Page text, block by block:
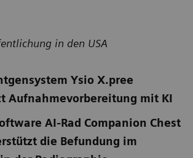
in den USA
Ysio X.pree
Aufnahmevorbereitung mit KI
AI-Rad Companion Chest
die Befundung im